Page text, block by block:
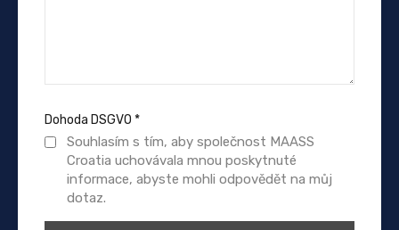
Dohoda DSGVO *
Souhlasím s tím, aby společnost MAASS
Croatia uchovávala mnou poskytnuté
informace, abyste mohli odpovědět na můj
dotaz.